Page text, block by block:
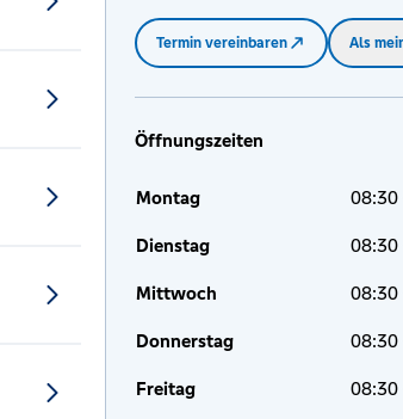
Termin vereinbaren Als
Öffnungszeiten
Montag 08:30
Dienstag 08:30
Mittwoch
Donnerstag 08:30
Freitag